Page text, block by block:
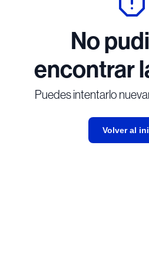
No
encontrar
Puedes intentarlo
Volver al